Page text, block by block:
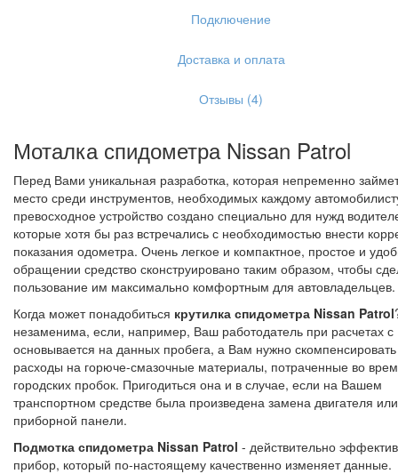
Подключение
Доставка и оплата
Отзывы (4)
Моталка спидометра Nissan Patrol
Перед Вами уникальная разработка, которая непременно
место среди инструментов, необходимых каждому
превосходное устройство создано специально для нужд
которые хотя бы раз встречались с необходимостью внести
показания одометра. Очень легкое и компактное, простое и
обращении средство сконструировано таким образом, чтобы
пользование им максимально комфортным для автовладельцев.
Когда может понадобиться крутилка спидометра Nissan Patrol
незаменима, если, например, Ваш работодатель при расчетах
основывается на данных пробега, а Вам нужно скомпенсировать
расходы на горюче-смазочные материалы, потраченные во
городских пробок. Пригодиться она и в случае, если на Вашем
транспортном средстве была произведена замена двигателя или
приборной панели.
Подмотка спидометра Nissan Patrol - действительно
прибор, который по-настоящему качественно изменяет данные.